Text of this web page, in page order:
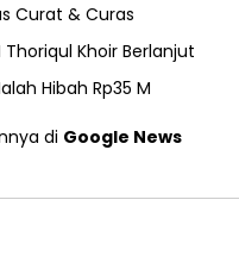
Curat & Curas
Khoir Berlanjut
Hibah Rp35 M
di Google News